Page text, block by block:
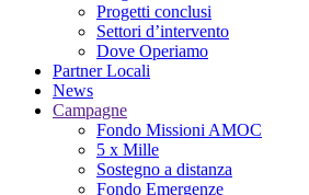
Progetti conclusi
Settori d’intervento
Dove Operiamo
Partner Locali
News
Campagne
Fondo Missioni AMOC
5 x Mille
Sostegno a distanza
Fondo Emergenze